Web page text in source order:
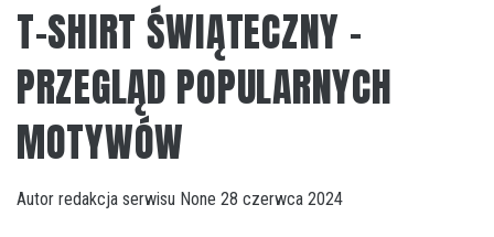
T-SHIRT ŚWIĄTECZNY –
PRZEGLĄD POPULARNYCH
MOTYWÓW
Autor redakcja serwisu None 28 czerwca 2024